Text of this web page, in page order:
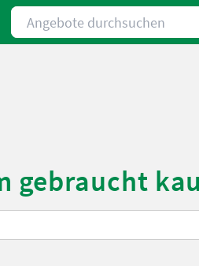
Angebote durchsuchen
gebraucht